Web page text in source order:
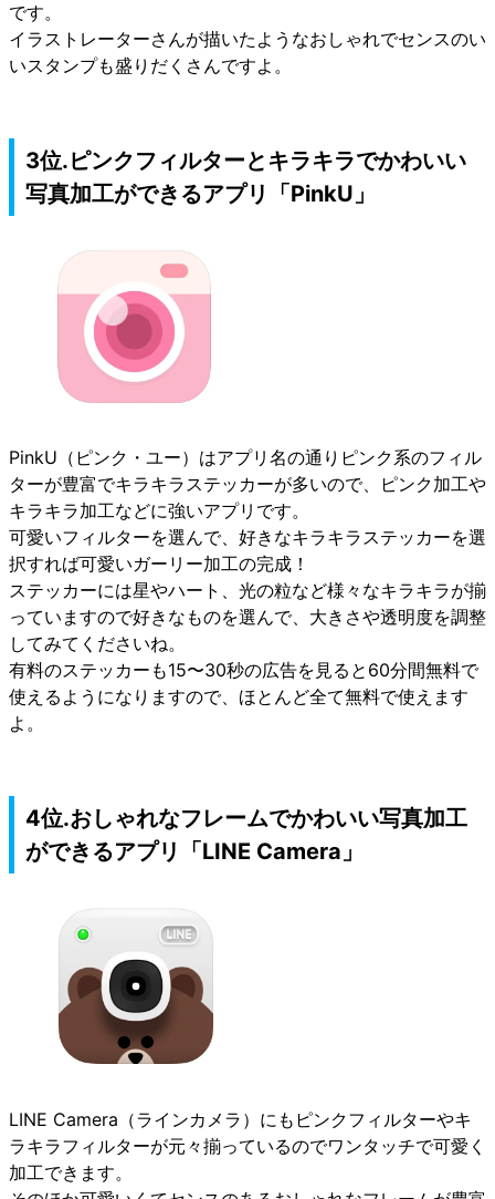
です。
イラストレーターさんが描いたようなおしゃれでセンスのい
いスタンプも盛りだくさんですよ。
3位.ピンクフィルターとキラキラでかわいい
写真加工ができるアプリ「PinkU」
PinkU（ピンク・ユー）はアプリ名の通りピンク系のフィル
ターが豊富でキラキラステッカーが多いので、ピンク加工や
キラキラ加工などに強いアプリです。
可愛いフィルターを選んで、好きなキラキラステッカーを選
択すれば可愛いガーリー加工の完成！
ステッカーには星やハート、光の粒など様々なキラキラが揃
っていますので好きなものを選んで、大きさや透明度を調整
してみてくださいね。
有料のステッカーも15〜30秒の広告を見ると60分間無料で
使えるようになりますので、ほとんど全て無料で使えます
よ。
4位.おしゃれなフレームでかわいい写真加工
ができるアプリ「LINE Camera」
LINE Camera（ラインカメラ）にもピンクフィルターやキ
ラキラフィルターが元々揃っているのでワンタッチで可愛く
加工できます。